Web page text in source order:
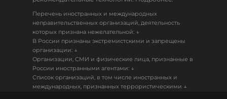
Перечень иностранных и международных
неправительственных организаций, деятельность
которых признана нежелательной: ↓
В России признаны экстремистскими и запрещены
организации: ↓
Организации, СМИ и физические лица, признанные в
России иностранными агентами: ↓
Список организаций, в том числе иностранных и
международных, признанных террористическими ↓